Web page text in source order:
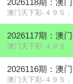
2026118期：澳
澳门天下彩-４９Ｓ
2026117期：澳
澳门天下彩-４９Ｓ
2026116期：澳
澳门天下彩-４９Ｓ